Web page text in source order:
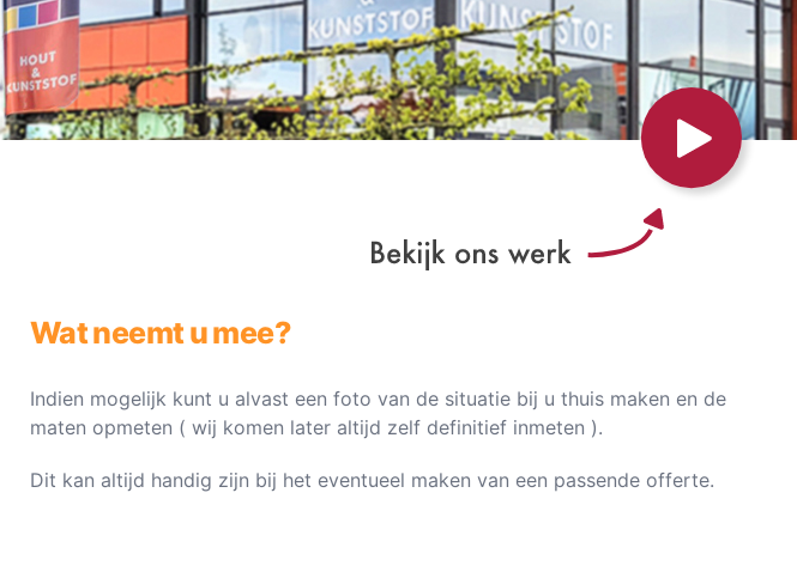
Wat neemt u mee?
Indien mogelijk kunt u alvast een foto van de situatie bij u thuis maken en de
maten opmeten ( wij komen later altijd zelf definitief inmeten ).
Dit kan altijd handig zijn bij het eventueel maken van een passende offerte.